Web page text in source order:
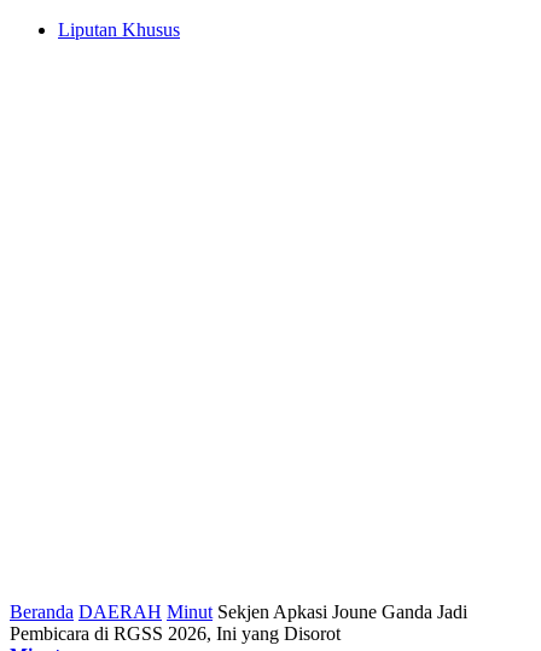
Liputan Khusus
Beranda DAERAH Minut Sekjen Apkasi Joune Ganda Jadi
Pembicara di RGSS 2026, Ini yang Disorot